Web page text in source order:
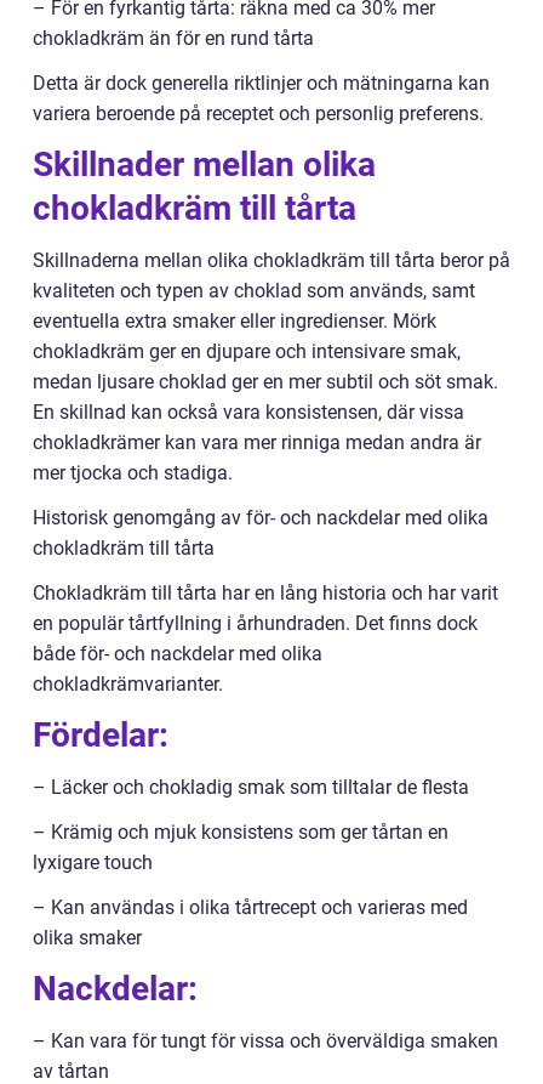
– För en fyrkantig tårta: räkna med ca 30% mer
chokladkräm än för en rund tårta
Detta är dock generella riktlinjer och mätningarna kan
variera beroende på receptet och personlig preferens.
Skillnader mellan olika
chokladkräm till tårta
Skillnaderna mellan olika chokladkräm till tårta beror på
kvaliteten och typen av choklad som används, samt
eventuella extra smaker eller ingredienser. Mörk
chokladkräm ger en djupare och intensivare smak,
medan ljusare choklad ger en mer subtil och söt smak.
En skillnad kan också vara konsistensen, där vissa
chokladkrämer kan vara mer rinniga medan andra är
mer tjocka och stadiga.
Historisk genomgång av för- och nackdelar med olika
chokladkräm till tårta
Chokladkräm till tårta har en lång historia och har varit
en populär tårtfyllning i århundraden. Det finns dock
både för- och nackdelar med olika
chokladkrämvarianter.
Fördelar:
– Läcker och chokladig smak som tilltalar de flesta
– Krämig och mjuk konsistens som ger tårtan en
lyxigare touch
– Kan användas i olika tårtrecept och varieras med
olika smaker
Nackdelar:
– Kan vara för tungt för vissa och överväldiga smaken
av tårtan